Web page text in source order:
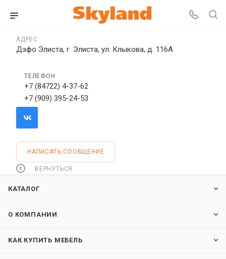
АДРЕС
Дэфо Элиста, г. Элиста, ул. Клыкова, д. 116А
ТЕЛЕФОН
+7 (84722) 4-37-62
+7 (909) 395-24-53
НАПИСАТЬ СООБЩЕНИЕ
ВЕРНУТЬСЯ
КАТАЛОГ
О КОМПАНИИ
КАК КУПИТЬ МЕБЕЛЬ